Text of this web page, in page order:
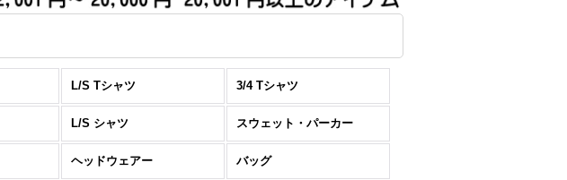
L/S Tシャツ 3/4 Tシャツ
L/S シャツ スウェット・パーカー
ヘッドウェアー バッグ